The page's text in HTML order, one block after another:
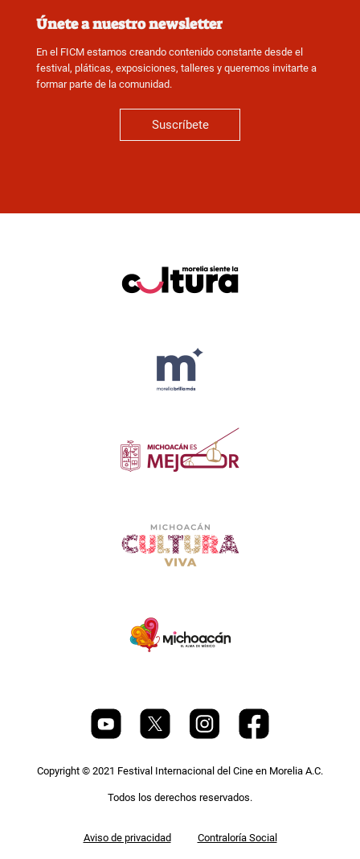
Únete a nuestro newsletter
En el FICM estamos creando contenido constante desde el
festival, pláticas, exposiciones, talleres y queremos invitarte a
formar parte de la comunidad.
Suscríbete
Copyright © 2021 Festival Internacional del Cine en Morelia A.C.
Todos los derechos reservados.
Aviso de privacidad Contraloría Social